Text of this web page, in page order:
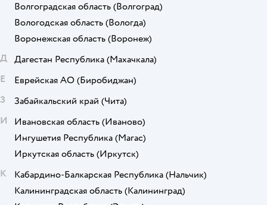
Волгоградская область (Волгоград)
Вологодская область (Вологда)
Воронежская область (Воронеж)
Д Дагестан Республика (Махачкала)
Е
Еврейская АО (Биробиджан)
З
Забайкальский край (Чита)
И
Ивановская область (Иваново)
Ингушетия Республика (Магас)
Иркутская область (Иркутск)
К
Кабардино-Балкарская Республика (Нальчик)
Калининградская область (Калининград)